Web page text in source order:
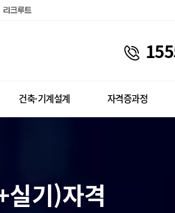
건축·기계설계 자격증과정
기)자격